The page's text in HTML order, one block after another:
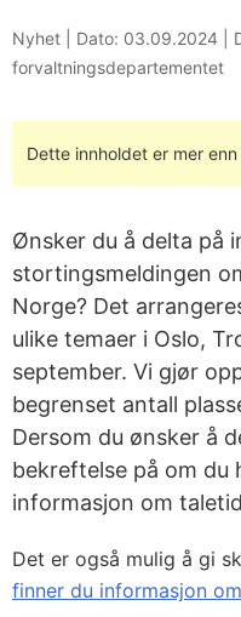
Nyhet | Dato: 03.09.2024
forvaltningsdepartementet
Dette innholdet er mer
Ønsker du å delta på
stortingsmeldingen
Norge? Det
ulike temaer i Oslo,
september. Vi gjør
begrenset antall
Dersom du ønsker å
bekreftelse på om du
informasjon om
Det er også mulig å gi
finner du informasjon